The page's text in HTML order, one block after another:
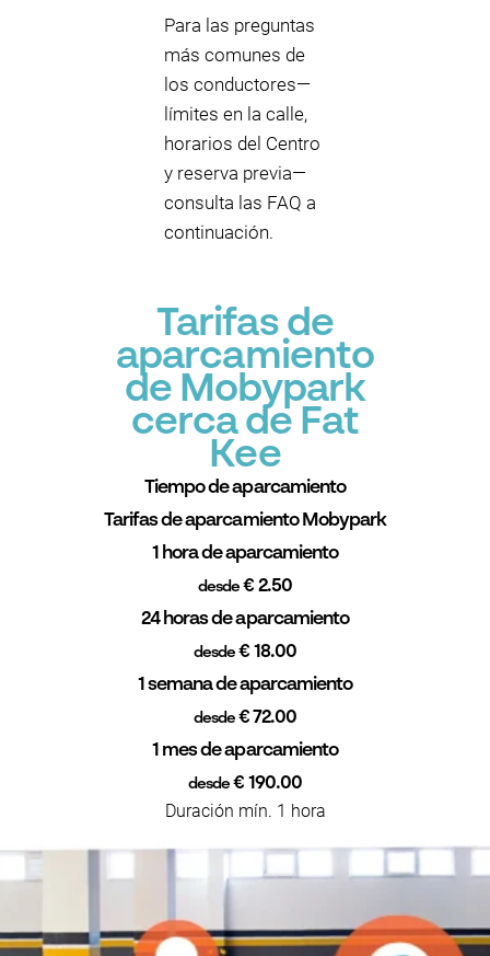
Para las preguntas
más comunes de
los conductores—
límites en la calle,
horarios del Centro
y reserva previa—
consulta las FAQ a
continuación.
Tarifas de
aparcamiento
de Mobypark
cerca de Fat
Kee
Tiempo de aparcamiento
Tarifas de aparcamiento Mobypark
1 hora de aparcamiento
desde € 2.50
24 horas de aparcamiento
desde € 18.00
1 semana de aparcamiento
desde€ 72.00
1 mes de aparcamiento
desde € 190.00
Duración mín. 1 hora